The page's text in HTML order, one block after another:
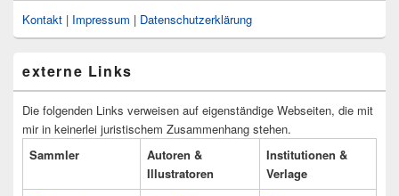
Kontakt | Impressum | Datenschutzerklärung
externe Links
Die folgenden Links verweisen auf eigenständige Webseiten, die mit
mir in keinerlei juristischem Zusammenhang stehen.
Sammler
Autoren &
Illustratoren
Institutionen &
Verlage